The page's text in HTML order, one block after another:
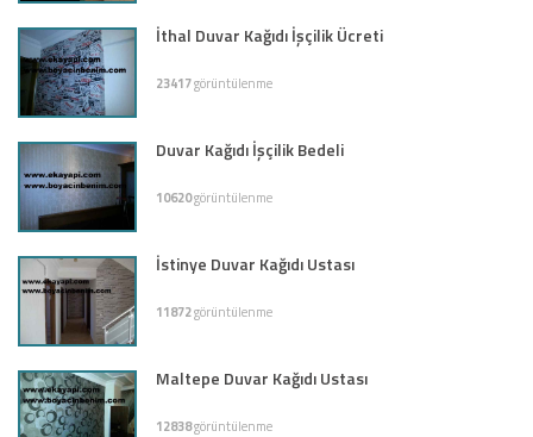
İthal Duvar Kağıdı İşçilik Ücreti
23417görüntülenme
Duvar Kağıdı İşçilik Bedeli
10620görüntülenme
İstinye Duvar Kağıdı Ustası
11872görüntülenme
Maltepe Duvar Kağıdı Ustası
12838görüntülenme